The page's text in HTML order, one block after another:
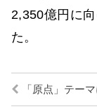
2,350億円に
た。
「原点」テー